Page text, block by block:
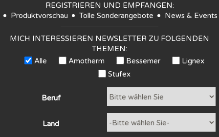
REGISTRIEREN UND EMPFANGEN:
Produktvorschau
Tolle Sonderangebote News & Events
MICH INTERESSIEREN NEWSLETTER ZU FOLGENDEN
THEMEN:
Alle
Amotherm Bessemer
Lignex
Stufex
Beruf
Land